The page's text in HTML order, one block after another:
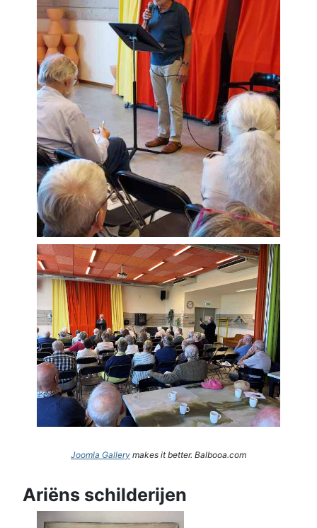
Joomla Gallery makes it better. Balbooa.com
Ariëns schilderijen